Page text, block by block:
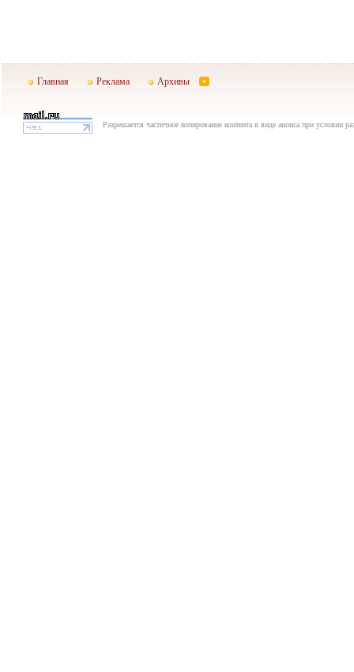
Главная Реклама Архивы
Разрешается частичное копирование контента в виде анонса при условии